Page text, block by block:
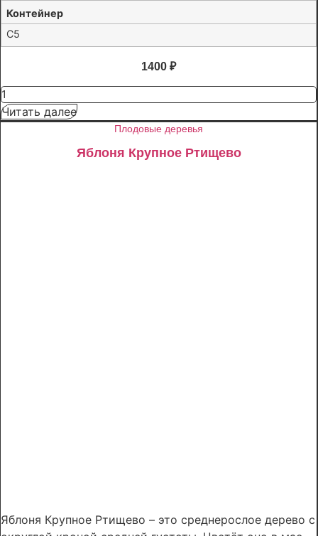
Контейнер
C5
1400 ₽
Количество
товара
Яблоня
Мантет
Читать далее
Плодовые деревья
Яблоня Крупное Ртищево
Яблоня Крупное Ртищево – это среднерослое дерево с